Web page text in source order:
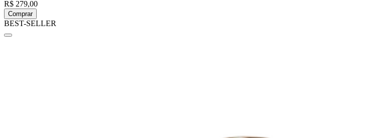
R$ 279,00
Comprar
BEST-SELLER